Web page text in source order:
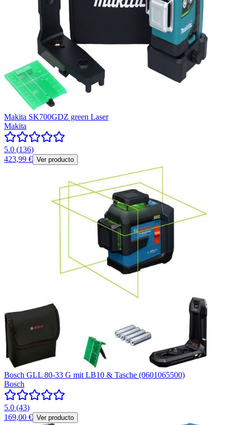
Makita SK700GDZ green Laser
Makita
5.0 (136)
423,99 € Ver producto
Bosch GLL 80-33 G mit LB10 & Tasche (0601065500)
Bosch
5.0 (43)
169,00 € Ver producto